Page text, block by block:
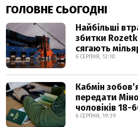
ГОЛОВНЕ СЬОГОДНІ
Найбільші
збитки
сягають
6 СЕРПНЯ, 12:10
Кабмін
передати
чоловіків 18-
6 СЕРПНЯ, 19:39